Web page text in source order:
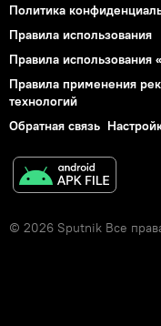
Политика
Правила использования
Правила использования
Правила применения
технологий
Обратная связь
© 2026 Sputnik Все